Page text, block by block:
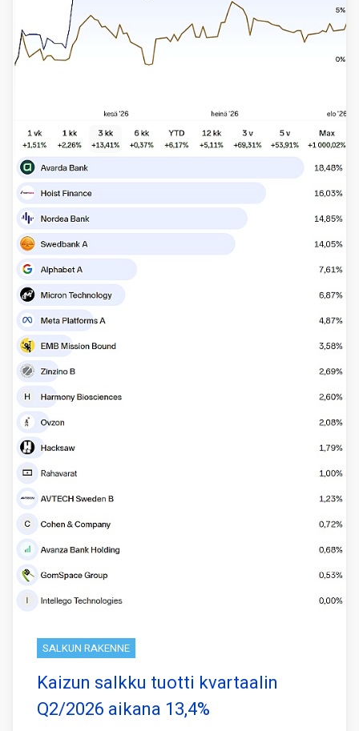
SALKUN RAKENNE
Kaizun salkku tuotti kvartaalin
Q2/2026 aikana 13,4%